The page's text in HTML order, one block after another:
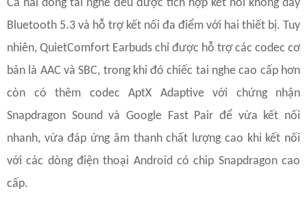
Cả hai dòng tai nghe đều được tích hợp kết nối không dây
Bluetooth 5.3 và hỗ trợ kết nối đa điểm với hai thiết bị. Tuy
nhiên, QuietComfort Earbuds chỉ được hỗ trợ các codec cơ
bản là AAC và SBC, trong khi đó chiếc tai nghe cao cấp hơn
còn có thêm codec AptX Adaptive với chứng nhận
Snapdragon Sound và Google Fast Pair để vừa kết nối
nhanh, vừa đáp ứng âm thanh chất lượng cao khi kết nối
với các dòng điện thoại Android có chip Snapdragon cao
cấp.